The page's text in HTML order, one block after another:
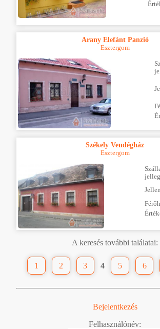
Arany Elefánt Panzió
Esztergom
Székely Vendégház
Esztergom
A keresés további találatai:
1 2 3 4 5 6
Bejelentkezés
Felhasználónév: